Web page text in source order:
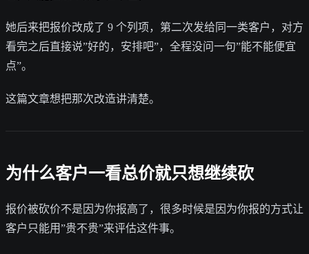
她后来把报价改成了 9 个列项，第二次发给同一类客户，对方
看完之后直接说”好的，安排吧”，全程没问一句”能不能便宜
点”。
这篇文章想把那次改造讲清楚。
为什么客户一看总价就只想继续砍
报价被砍价不是因为你报高了，很多时候是因为你报的方式让
客户只能用”贵不贵”来评估这件事。